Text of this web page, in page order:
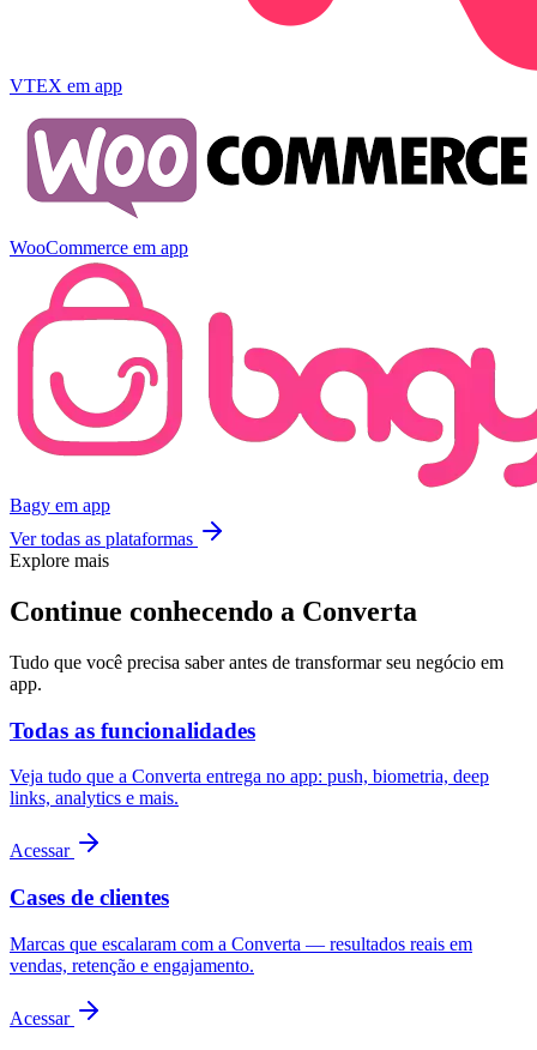
VTEX em app
WooCommerce em app
Bagy em app
Ver todas as plataformas
Explore mais
Continue conhecendo a Converta
Tudo que você precisa saber antes de transformar seu negócio em
app.
Todas as funcionalidades
Veja tudo que a Converta entrega no app: push, biometria, deep
links, analytics e mais.
Acessar
Cases de clientes
Marcas que escalaram com a Converta — resultados reais em
vendas, retenção e engajamento.
Acessar